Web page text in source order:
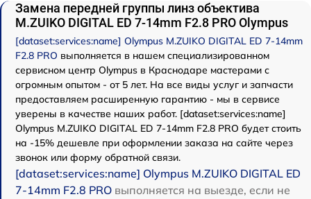
Замена передней группы линз объектива
M.ZUIKO DIGITAL ED 7-14mm F2.8 PRO Olympus
[dataset:services:name] Olympus M.ZUIKO DIGITAL ED 7-14mm
F2.8 PRO выполняется в нашем специализированном
сервисном центр Olympus в Краснодаре мастерами с
огромным опытом - от 5 лет. На все виды услуг и запчасти
предоставляем расширенную гарантию - мы в сервисе
уверены в качестве наших работ. [dataset:services:name]
Olympus M.ZUIKO DIGITAL ED 7-14mm F2.8 PRO будет стоить
на -15% дешевле при оформлении заказа на сайте через
звонок или форму обратной связи.
[dataset:services:name] Olympus M.ZUIKO DIGITAL ED
7-14mm F2.8 PRO выполняется на выезде, если не